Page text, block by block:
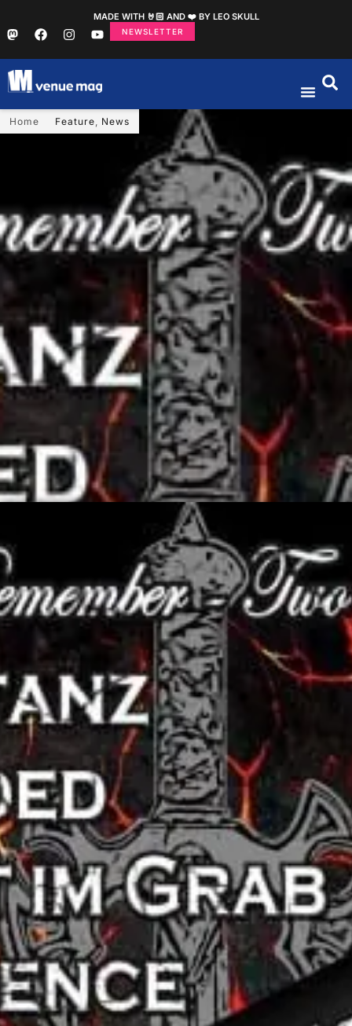
MADE WITH 🤘🏻 AND ❤️ BY LEO SKULL
NEWSLETTER
Home Feature, News